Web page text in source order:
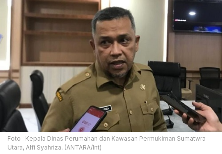
Foto : Kepala Dinas Perumahan dan Kawasan Permukiman Sumatwra
Utara, Alfi Syahriza. (ANTARA/Int)